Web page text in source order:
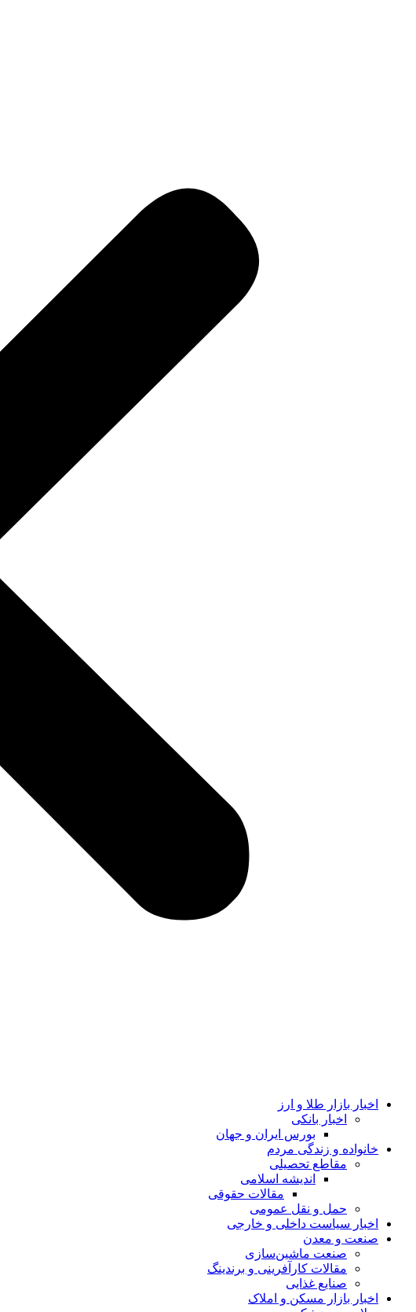
اخبار بازار طلا و ارز
اخبار بانکی
بورس ایران و جهان
خانواده و زندگی مردم
مقاطع تحصیلی
اندیشه اسلامی
مقالات حقوقی
حمل و نقل عمومی
اخبار سیاست داخلی و خارجی
صنعت و معدن
صنعت ماشین‌سازی
مقالات کارآفرینی و برندینگ
صنایع غذایی
اخبار بازار مسکن و املاک